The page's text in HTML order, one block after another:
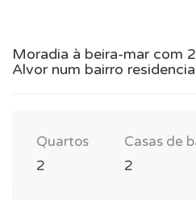
Moradia à beira-mar com
Alvor num bairro
Quartos
2
Casas de
2